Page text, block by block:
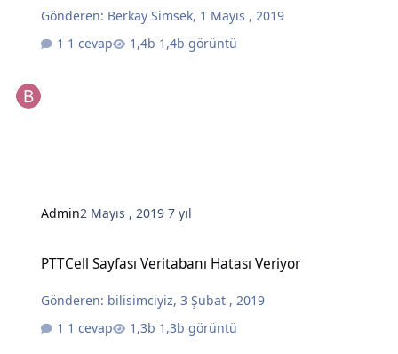
Gönderen: Berkay Simsek, 1 Mayıs , 2019
1 cevap
1,4b görüntü
Admin2 Mayıs , 20197 yıl
PTTCell Sayfası Veritabanı Hatası Veriyor
Gönderen: bilisimciyiz,3 Şubat , 2019
1 cevap
1,3b görüntü